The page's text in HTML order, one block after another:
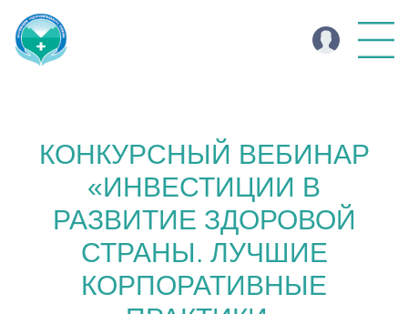
КОНКУРСНЫЙ ВЕБИНАР
«ИНВЕСТИЦИИ В
РАЗВИТИЕ ЗДОРОВОЙ
СТРАНЫ. ЛУЧШИЕ
КОРПОРАТИВНЫЕ